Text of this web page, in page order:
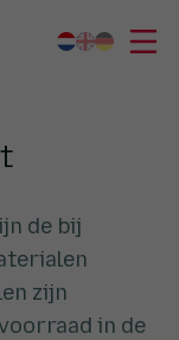
de bij
zijn
in de